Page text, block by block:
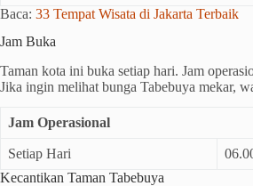
Baca: 33 Tempat Wisata di Jakarta Terbaik
Jam Buka
Taman kota ini buka setiap hari. Jam
Jika ingin melihat bunga Tabebuya mekar,
Jam Operasional
Setiap Hari
Kecantikan Taman Tabebuya